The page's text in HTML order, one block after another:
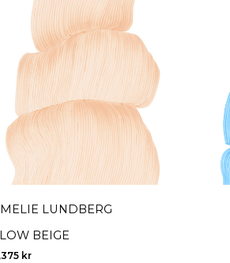
LUNDBERG
BEIGE
kr